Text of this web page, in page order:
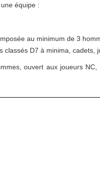
équipe :
au minimum de 3
classés D7 à minima, cadets,
ouvert aux joueurs